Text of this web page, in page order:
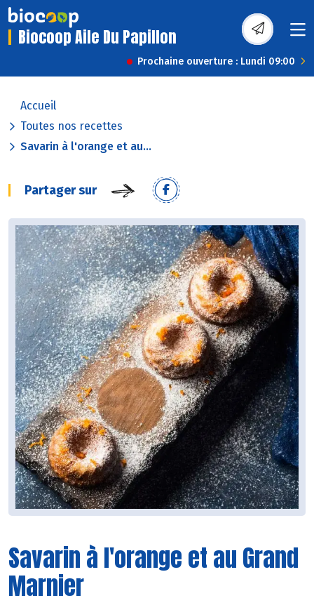
Biocoop Aile Du Papillon
Prochaine ouverture : Lundi 09:00
Accueil
Toutes nos recettes
Savarin à l'orange et au...
Partager sur
Savarin à l'orange et au Grand
Marnier